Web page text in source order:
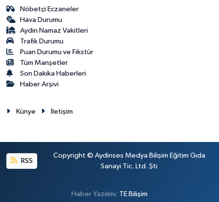
Nöbetçi Eczaneler
Hava Durumu
Aydin Namaz Vakitleri
Trafik Durumu
Puan Durumu ve Fikstür
Tüm Manşetler
Son Dakika Haberleri
Haber Arşivi
Künye İletişim
RSS
Copyright © Aydinses Medya Bilişim Eğitim Gıda
Sanayi Tic. Ltd. Şti
Haber Yazılımı: TE Bilişim